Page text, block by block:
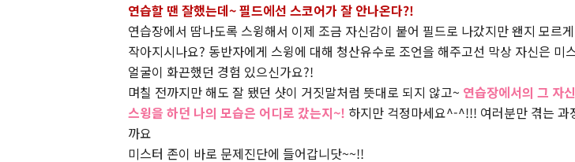
연습할 땐 잘했는데~ 필드에선 스코어가 잘 안나온다?!
연습장에서 땀나도록 스윙해서 이제 조금 자신감이 붙어 필드로 나갔지만 왠지 모르
작아지시나요? 동반자에게 스윙에 대해 청산유수로 조언을 해주고선 막상 자신은 미
얼굴이 화끈했던 경험 있으신가요?!
며칠 전까지만 해도 잘 됐던 샷이 거짓말처럼 뜻대로 되지 않고~ 연습장에서의 그 자
스윙을 하던 나의 모습은 어디로 갔는지~! 하지만 걱정마세요^-^!!! 여러분만 겪는 과
까요
미스터 존이 바로 문제진단에 들어갑니닷~~!!